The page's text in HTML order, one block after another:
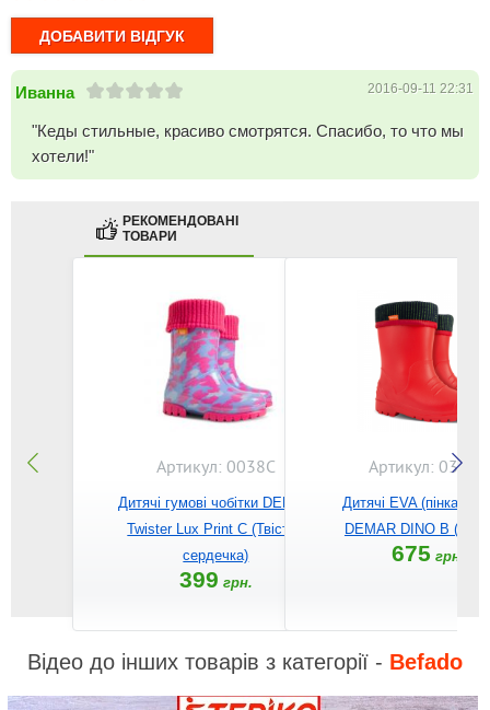
Иванна 2016-09-11 22:31
"Кеды стильные, красиво смотрятся. Спасибо, то что мы
хотели!"
РЕКОМЕНДОВАНІ
ТОВАРИ
Артикул: 0038C
Дитячі гумові чобітки DEMAR
Twister Lux Print C (Твістер
сердечка)
399 грн.
Артикул: 0310B
Дитячі EVA (пінка)
DEMAR DINO B
675 грн.
Відео до інших товарів з категорії - Befado